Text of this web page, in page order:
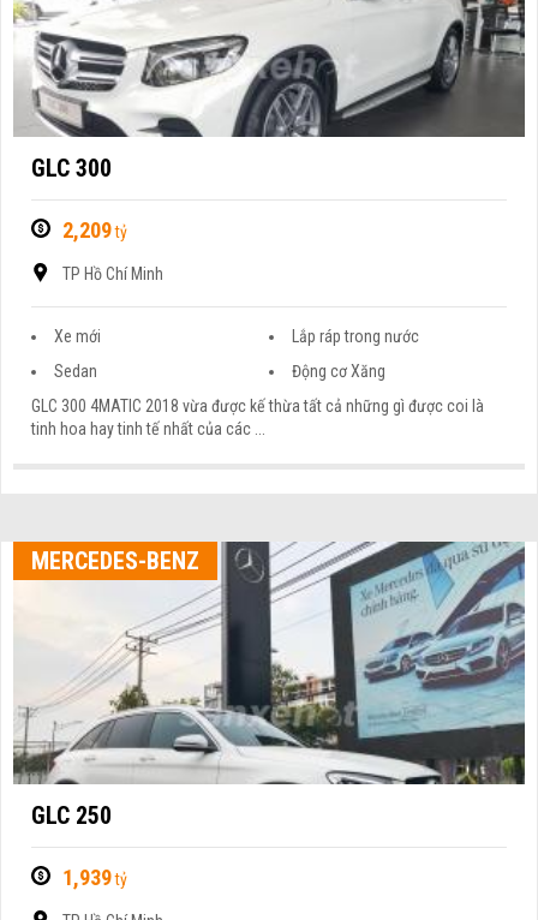
GLC 300
2,209tỷ
TP Hồ Chí Minh
Xe mới
Lắp ráp trong nước
Sedan
Động cơ Xăng
GLC 300 4MATIC 2018 vừa được kế thừa tất cả những gì được coi là
tinh hoa hay tinh tế nhất của các ...
MERCEDES-BENZ
GLC 250
1,939tỷ